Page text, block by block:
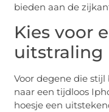
bieden aan de
Kies voor
uitstraling
Voor degene die
naar een tijdloos
hoesje een